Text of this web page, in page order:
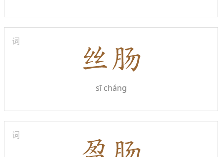
词
sī cháng
词